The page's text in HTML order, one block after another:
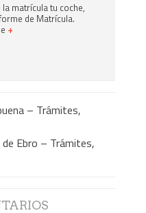
matrícula tu coche,
de Matrícula.
+
– Trámites,
de Ebro – Trámites,